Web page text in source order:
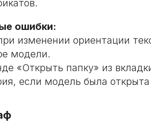
ошибки:
изменении ориентации
модели.
«Открыть папку» из
если модель была открыта